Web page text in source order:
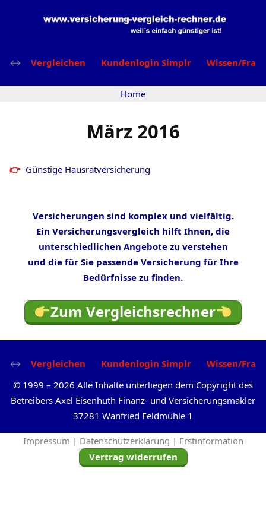
Vergleichen Kundenlogin Simplr Wissen/
Home
März 2016
Günstige Hausratversicherung
Versicherungen sind komplex und vielfältig.
Ein Versicherungsvergleich hilft Ihnen, die
unterschiedlichen Angebote zu verstehen
und die für Sie passende Versicherung für Ihre
Bedürfnisse zu finden.
Zum Vergleichsrechner
Vergleichen Kundenlogin Simplr
Wissen/
© 1999 – 2026 Alle Inhalte unterliegen dem Copyright des
Betreibers Axel Eisenhuth Finanz- und Versicherungsmakler
37281 Wanfried Feldmühle 1
Impressum | Datenschutzerklärung | Erstinformation
Vertrag widerrufen